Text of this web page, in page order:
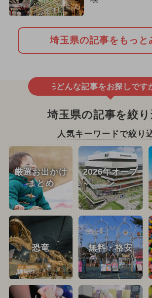
埼玉県の記事をもっと
どんな記事をお探しです
埼玉県の記事を絞
人気キーワードで絞り
厳選お出かけ
まとめ
2026年オープ
ン
恐竜 無料・格安